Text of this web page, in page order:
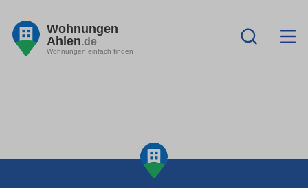
Wohnungen
Ahlen.de
Wohnungen einfach finden